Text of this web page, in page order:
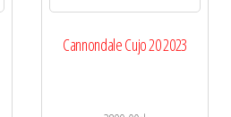
Cannondale Cujo 20 2023